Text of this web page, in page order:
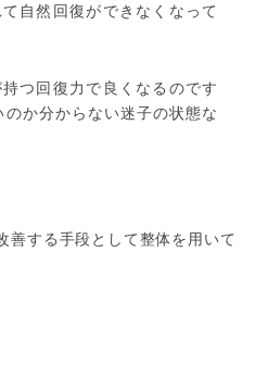
自然回復ができなくなって
つ回復力で良くなるのです
か分からない迷子の状態な
善する手段として整体を用いて